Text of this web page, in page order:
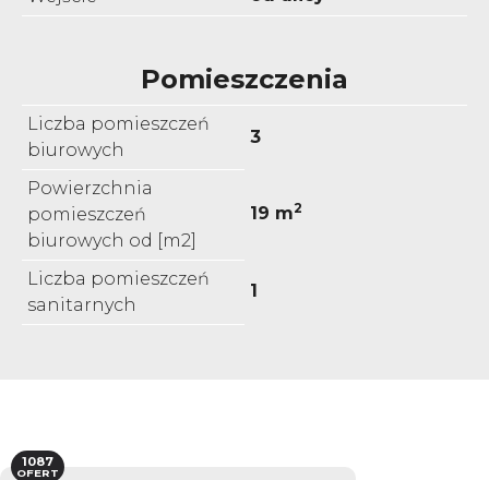
Pomieszczenia
Liczba pomieszczeń
biurowych
3
Powierzchnia
pomieszczeń
biurowych od [m2]
19 m2
Liczba pomieszczeń
sanitarnych
1
1087
OFERT